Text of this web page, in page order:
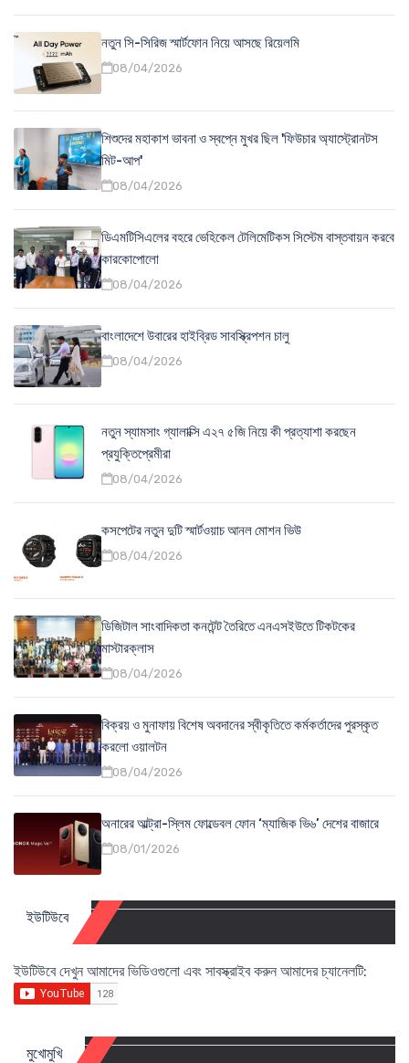
নতুন সি-সিরিজ স্মার্টফোন নিয়ে আসছে রিয়েলমি
08/04/2026
শিশুদের মহাকাশ ভাবনা ও স্বপ্নে মুখর ছিল 'ফিউচার অ্যাস্ট্রোনটস
মিট-আপ'
08/04/2026
ডিএমটিসিএলের বহরে ভেহিকেল টেলিমেটিকস সিস্টেম বাস্তবায়ন করবে
কারকোপোলো
08/04/2026
বাংলাদেশে উবারের হাইব্রিড সাবস্ক্রিপশন চালু
08/04/2026
নতুন স্যামসাং গ্যালাক্সি এ২৭ ৫জি নিয়ে কী প্রত্যাশা করছেন
প্রযুক্তিপ্রেমীরা
08/04/2026
কসপেটের নতুন দুটি স্মার্টওয়াচ আনল মোশন ভিউ
08/04/2026
ডিজিটাল সাংবাদিকতা কনটেন্ট তৈরিতে এনএসইউতে টিকটকের
মাস্টারক্লাস
08/04/2026
বিক্রয় ও মুনাফায় বিশেষ অবদানের স্বীকৃতিতে কর্মকর্তাদের পুরস্কৃত
করলো ওয়ালটন
08/04/2026
অনারের আল্ট্রা-স্লিম ফোল্ডেবল ফোন ‘ম্যাজিক ভি৬’ দেশের বাজারে
08/01/2026
ইউটিউবে
ইউটিউবে দেখুন আমাদের ভিডিওগুলো এবং সাবস্ক্রাইব করুন আমাদের চ্যানেলটি:
মুখোমুখি